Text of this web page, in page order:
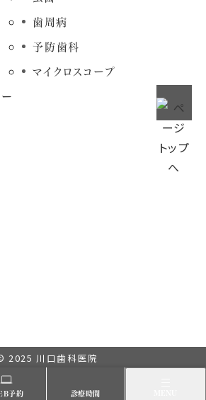
歯周病
予防歯科
マイクロスコープ
2025 川口歯科医院
予約 診療時間